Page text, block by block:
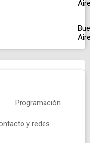
Programación
y redes